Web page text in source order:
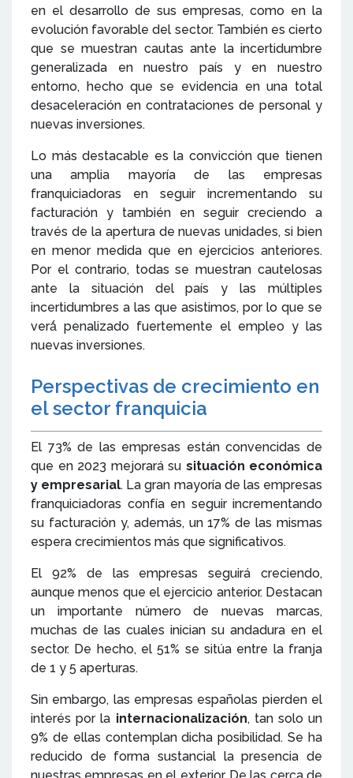
en el desarrollo de sus empresas, como en la
evolución favorable del sector. También es cierto
que se muestran cautas ante la incertidumbre
generalizada en nuestro país y en nuestro
entorno, hecho que se evidencia en una total
desaceleración en contrataciones de personal y
nuevas inversiones.
Lo más destacable es la convicción que tienen
una amplia mayoría de las empresas
franquiciadoras en seguir incrementando su
facturación y también en seguir creciendo a
través de la apertura de nuevas unidades, si bien
en menor medida que en ejercicios anteriores.
Por el contrario, todas se muestran cautelosas
ante la situación del país y las múltiples
incertidumbres a las que asistimos, por lo que se
verá́ penalizado fuertemente el empleo y las
nuevas inversiones.
Perspectivas de crecimiento en
el sector franquicia
El 73% de las empresas están convencidas de
que en 2023 mejorará su situación económica
y empresarial. La gran mayoría de las empresas
franquiciadoras confía en seguir incrementando
su facturación y, además, un 17% de las mismas
espera crecimientos más que significativos.
El 92% de las empresas seguirá creciendo,
aunque menos que el ejercicio anterior. Destacan
un importante número de nuevas marcas,
muchas de las cuales inician su andadura en el
sector. De hecho, el 51% se sitúa entre la franja
de 1 y 5 aperturas.
Sin embargo, las empresas españolas pierden el
interés por la internacionalización, tan solo un
9% de ellas contemplan dicha posibilidad. Se ha
reducido de forma sustancial la presencia de
nuestras empresas en el exterior. De las cerca de